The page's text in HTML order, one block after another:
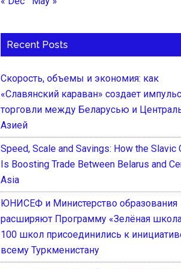
Recent Posts
Скорость, объемы и экономия: как
«Славянский караван» создает
торговли между Беларусью и
Азией
Speed, Scale and Savings: How the Slavic
Is Boosting Trade Between Belarus and
Asia
ЮНИСЕФ и Министерство образования
расширяют Программу «Зелёная
100 школ присоединились к
всему Туркменистану